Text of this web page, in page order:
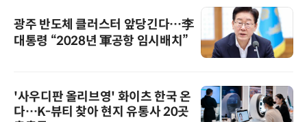
광주 반도체 클러스터 앞당긴다…李
대통령 “2028년 軍공항 임시배치”
'사우디판 올리브영' 화이츠 한국 온
다…K-뷰티 찾아 현지 유통사 20곳